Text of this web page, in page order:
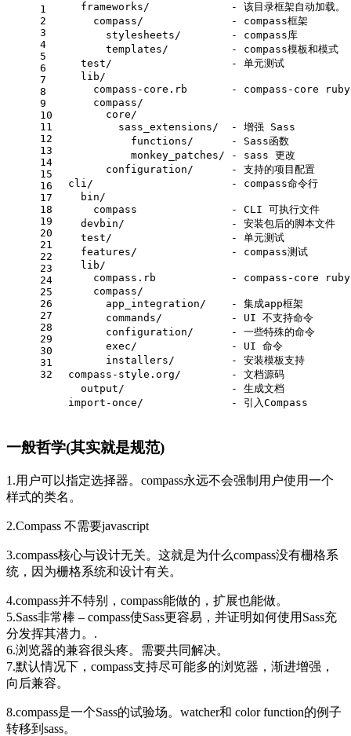
1
2
3
4
5
6
7
8
9
10
11
12
13
14
15
16
17
18
19
20
21
22
23
24
25
26
27
28
29
30
31
32
    frameworks/             - 该目录框架自动加载。
      compass/              - compass框架
        stylesheets/        - compass库
        templates/          - compass模板和模式
    test/                   - 单元测试
    lib/
compass-core.rb       - compass-core ruby
      compass/
        core/
          sass_extensions/  - 增强 Sass
            functions/      - Sass函数
            monkey_patches/ - sass 更改
        configuration/      - 支持的项目配置
  cli/                      - compass命令行
    bin/
      compass               - CLI 可执行文件
    devbin/                 - 安装包后的脚本文件
    test/                   - 单元测试
    features/               - compass测试
    lib/
compass.rb            - compass-core ruby
      compass/
        app_integration/    - 集成app框架
        commands/           - UI 不支持命令
        configuration/      - 一些特殊的命令
        exec/               - UI 命令
        installers/         - 安装模板支持
  compass-style.org/        - 文档源码
    output/                 - 生成文档
import -once/              - 引入Compass
一般哲学(其实就是规范)
1.用户可以指定选择器。compass永远不会强制用户使用一个
样式的类名。
2.Compass 不需要javascript
3.compass核心与设计无关。这就是为什么compass没有栅格系
统，因为栅格系统和设计有关。
4.compass并不特别，compass能做的，扩展也能做。
5.Sass非常棒 – compass使Sass更容易，并证明如何使用Sass充
分发挥其潜力。.
6.浏览器的兼容很头疼。需要共同解决。
7.默认情况下，compass支持尽可能多的浏览器，渐进增强，
向后兼容。
8.compass是一个Sass的试验场。watcher和 color function的例子
转移到sass。